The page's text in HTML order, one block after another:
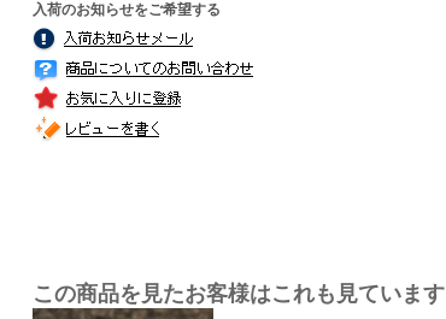
入荷のお知らせをご希望する
この商品を見たお客様はこれも見ています